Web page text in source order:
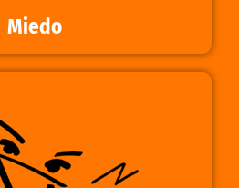
Miedo